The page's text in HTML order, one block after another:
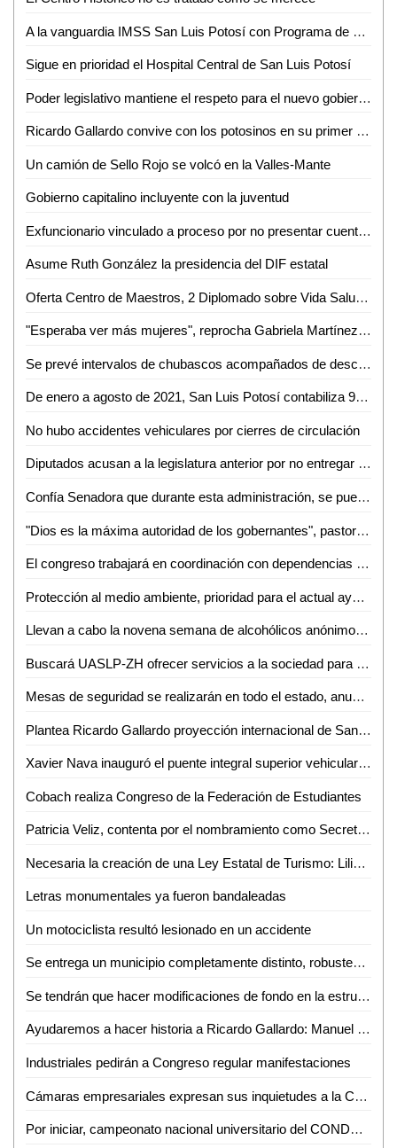
A la vanguardia IMSS San Luis Potosí con Programa de Trasplante de Órganos y Tejidos
Sigue en prioridad el Hospital Central de San Luis Potosí
Poder legislativo mantiene el respeto para el nuevo gobierno estatal
Ricardo Gallardo convive con los potosinos en su primer lunes como gobernador
Un camión de Sello Rojo se volcó en la Valles-Mante
Gobierno capitalino incluyente con la juventud
Exfuncionario vinculado a proceso por no presentar cuenta pública: ASE
Asume Ruth González la presidencia del DIF estatal
Oferta Centro de Maestros, 2 Diplomado sobre Vida Saludable
"Esperaba ver más mujeres", reprocha Gabriela Martínez que en la administración estatal no se haya dado una equidad
Se prevé intervalos de chubascos acompañados de descargas eléctricas y posibles granizadas en regiones de San Luis Potosí
De enero a agosto de 2021, San Luis Potosí contabiliza 95 actos atroces
No hubo accidentes vehiculares por cierres de circulación
Diputados acusan a la legislatura anterior por no entregar información en materia de recursos
Confía Senadora que durante esta administración, se pueda solucionar desabasto de medicamentos
"Dios es la máxima autoridad de los gobernantes", pastor Héctor de Luna
El congreso trabajará en coordinación con dependencias del poder ejecutivo y el sector privado, para generar desarrollo en todo el estado
Protección al medio ambiente, prioridad para el actual ayuntamiento de SLP
Llevan a cabo la novena semana de alcohólicos anónimos en Ciudad Valles
Buscará UASLP-ZH ofrecer servicios a la sociedad para ser autosuficiente
Mesas de seguridad se realizarán en todo el estado, anuncia Ricardo Gallardo tras primera reunión
Plantea Ricardo Gallardo proyección internacional de San Luis Potosí
Xavier Nava inauguró el puente integral superior vehicular "Rocha Cordero"
Cobach realiza Congreso de la Federación de Estudiantes
Patricia Veliz, contenta por el nombramiento como Secretaria de Turismo
Necesaria la creación de una Ley Estatal de Turismo: Liliana Flores
Letras monumentales ya fueron bandaleadas
Un motociclista resultó lesionado en un accidente
Se entrega un municipio completamente distinto, robustecido y con finanzas sanas
Se tendrán que hacer modificaciones de fondo en la estructura del gobierno del Estado: Fernández Martínez
Ayudaremos a hacer historia a Ricardo Gallardo: Manuel Velasco
Industriales pedirán a Congreso regular manifestaciones
Cámaras empresariales expresan sus inquietudes a la Comisión de Desarrollo Económico
Por iniciar, campeonato nacional universitario del CONDDE en la UASLP